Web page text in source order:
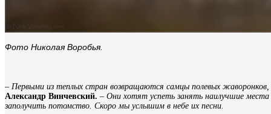
Фото Николая Воробья.
– Первыми из теплых стран возвращаются самцы полевых жаворонков,
Александр Винчевский. – Они хотят успеть занять наилучшие места
заполучить потомство. Скоро мы услышим в небе их песни.